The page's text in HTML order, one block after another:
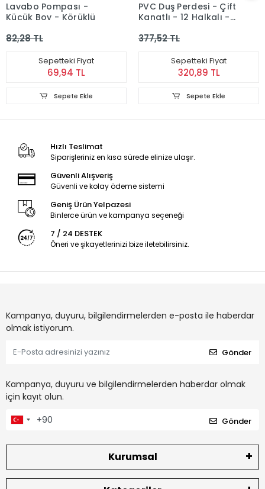
Lavabo Pompası -
Küçük Boy - Körüklü
82,28 TL
Sepetteki Fiyat
69,94 TL
Sepete Ekle
PVC Duş Perdesi - Çift
Kanatlı - 12 Halkalı -
377,52 TL
Sepetteki Fiyat
320,89 TL
Sepete Ekle
Hızlı Teslimat
Siparişleriniz en kısa sürede elinize ulaşır.
Güvenli Alışveriş
Güvenli ve kolay ödeme sistemi
Geniş Ürün Yelpazesi
Binlerce ürün ve kampanya seçeneği
7 / 24 DESTEK
Öneri ve şikayetlerinizi bize iletebilirsiniz.
Kampanya, duyuru, bilgilendirmelerden e-posta ile haberdar
olmak istiyorum.
Gönder
Kampanya, duyuru ve bilgilendirmelerden haberdar olmak
için kayıt olun.
Gönder
Kurumsal